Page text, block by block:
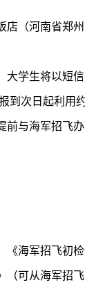
（河南省郑州
学生将以短
到次日起利用
与海军招飞办
海军招飞初
可从海军招